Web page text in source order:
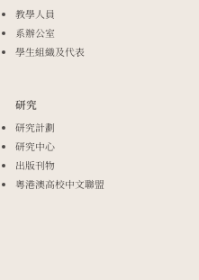
教學人員
系辦公室
學生組織及代表
研究
研究計劃
研究中心
出版刊物
粵港澳高校中文聯盟